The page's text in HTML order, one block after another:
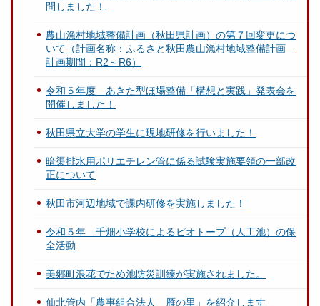
問しました！
農山漁村地域整備計画（秋田県計画）の第７回変更につ
いて（計画名称：ふるさと秋田農山漁村地域整備計画
計画期間：R2～R6）
令和５年度 あきた型ほ場整備「構想と実践」発表会を
開催しました！
秋田県立大学の学生に現地研修を行いました！
暗渠排水用ポリエチレン管に係る試験実施要領の一部改
正について
秋田市河辺地域で課内研修を実施しました！
令和５年 千畑小学校によるビオトープ（人工池）の保
全活動
美郷町浪花でため池防災訓練が実施されました。
仙北管内「農事組合法人 雁の里」を紹介します